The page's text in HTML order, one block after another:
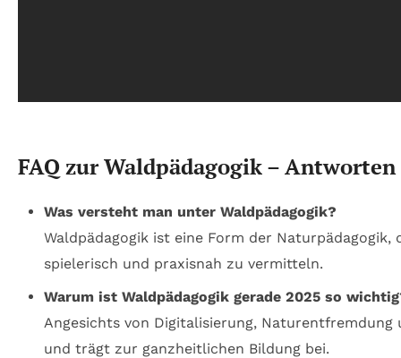
FAQ zur Waldpädagogik –
Was versteht man unter Waldpädagogik?
Waldpädagogik ist eine Form der
spielerisch und praxisnah zu vermitteln.
Warum ist Waldpädagogik gerade 2025 so
Angesichts von Digitalisierung,
und trägt zur ganzheitlichen Bildung bei.